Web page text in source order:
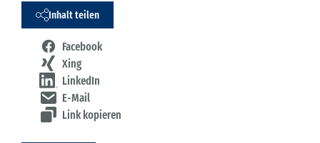
Inhalt teilen
Facebook
Xing
LinkedIn
E-Mail
Link kopieren